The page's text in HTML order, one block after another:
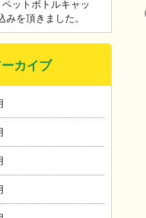
ットボトルキャッ
みを頂きました。
カイブ